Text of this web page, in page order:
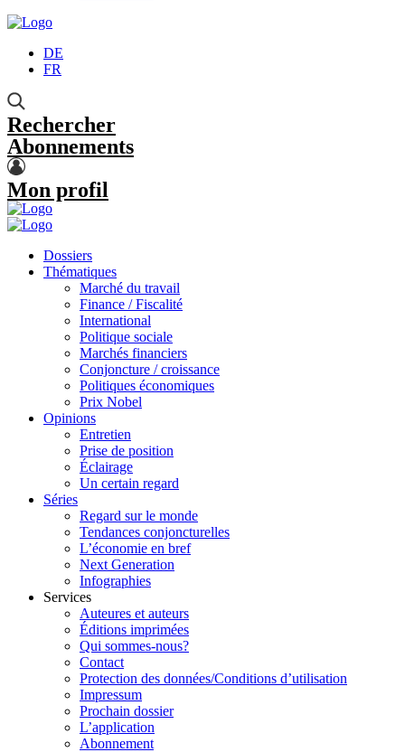
DE
FR
Rechercher
Abonnements
Mon profil
Dossiers
Thématiques
Marché du travail
Finance / Fiscalité
International
Politique sociale
Marchés financiers
Conjoncture / croissance
Politiques économiques
Prix Nobel
Opinions
Entretien
Prise de position
Éclairage
Un certain regard
Séries
Regard sur le monde
Tendances conjoncturelles
L’économie en bref
Next Generation
Infographies
Services
Auteures et auteurs
Éditions imprimées
Qui sommes-nous?
Contact
Protection des données/Conditions d’utilisation
Impressum
Prochain dossier
L’application
Abonnement